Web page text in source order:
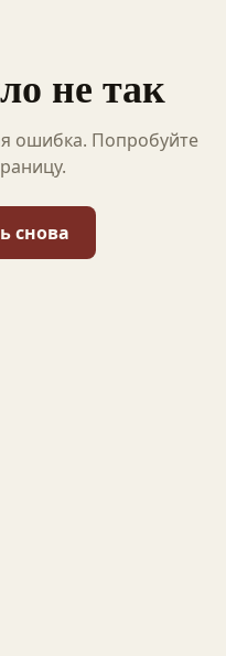
не так
ошибка. Попробуйте
снова